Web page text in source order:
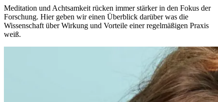
Meditation und Achtsamkeit rücken immer stärker in den Fokus der
Forschung. Hier geben wir einen Überblick darüber was die
Wissenschaft über Wirkung und Vorteile einer regelmäßigen Praxis
weiß.